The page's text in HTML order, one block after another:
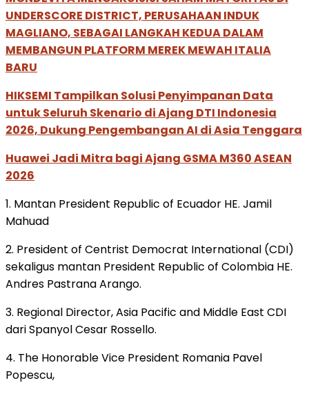
UNDERSCORE DISTRICT, PERUSAHAAN INDUK
MAGLIANO, SEBAGAI LANGKAH KEDUA DALAM
MEMBANGUN PLATFORM MEREK MEWAH ITALIA
BARU
HIKSEMI Tampilkan Solusi Penyimpanan Data
untuk Seluruh Skenario di Ajang DTI Indonesia
2026, Dukung Pengembangan AI di Asia Tenggara
Huawei Jadi Mitra bagi Ajang GSMA M360 ASEAN
2026
1. Mantan President Republic of Ecuador HE. Jamil
Mahuad
2. President of Centrist Democrat International (CDI)
sekaligus mantan President Republic of Colombia HE.
Andres Pastrana Arango.
3. Regional Director, Asia Pacific and Middle East CDI
dari Spanyol Cesar Rossello.
4. The Honorable Vice President Romania Pavel
Popescu,